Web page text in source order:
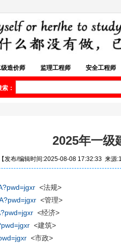
造价师 监理工程师 安全工程师
：
2025年一级
【发布/编辑时间:2025-08-08 17:32:33 来
<法规>
<管理>
<经济>
<建筑>
<市政>